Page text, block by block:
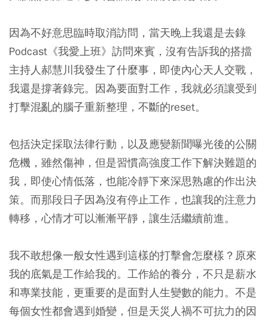
因為不好意思臨時取消訪問，當天晚上我還是去錄
Podcast《我愛上班》訪問來賓，沒有告訴我的搭擋
主持人郝慧川我發生了什麼事，即使內心天人交戰，
我還是撐著錄完。因為要面對工作，我就必須讓受到
打擊混亂的腦子重新整理，不斷的reset。
包括決定採取法律行動，以及應變新聞曝光後的公關
危機，雖然傷神，但是習慣高強度工作下解決難題的
我，即使心情低落，也能冷靜下來深思熟慮的作出決
策。而那段日子因為沒有停止工作，也讓我的注意力
轉移，心情才可以漸漸平靜，讓生活繼續前進。
我不敢想像一般女性遇到這樣的打擊會怎麼樣？原來
我的底氣是工作給我的。工作給的養分，不只是薪水
和專業技能，更重要的是面對人生變數的能力。不是
每個女性都會遇到婚變，但是天災人禍不可抗力的因